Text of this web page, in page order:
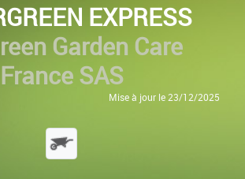
EXPRESS
Garden Care
France SAS
Mise à jour le 23/12/2025